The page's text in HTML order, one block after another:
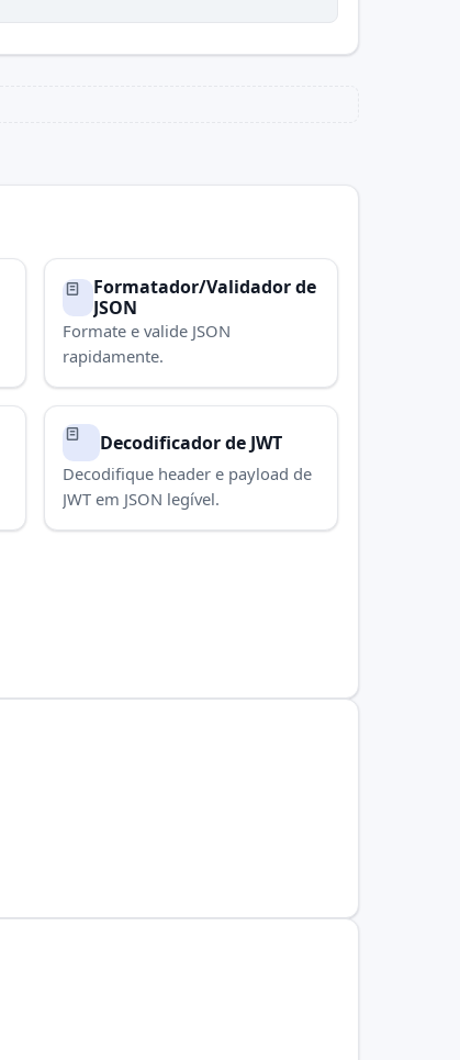
Formatador/Validador de
JSON
Formate e valide JSON
rapidamente.
Decodificador de JWT
Decodifique header e payload de
JWT em JSON legível.